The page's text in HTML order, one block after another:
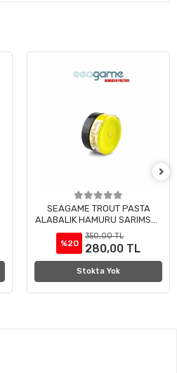
SEAGAME TROUT PASTA
ALABALIK HAMURU SARIMSAK
SARI 50G
%20
350,00 TL
280,00 TL
Stokta Yok